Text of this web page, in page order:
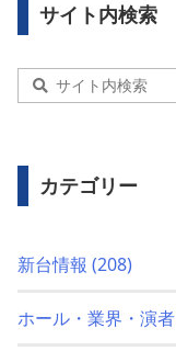
サイト内検索
カテゴリー
新台情報 (208)
ホール・業界・演者